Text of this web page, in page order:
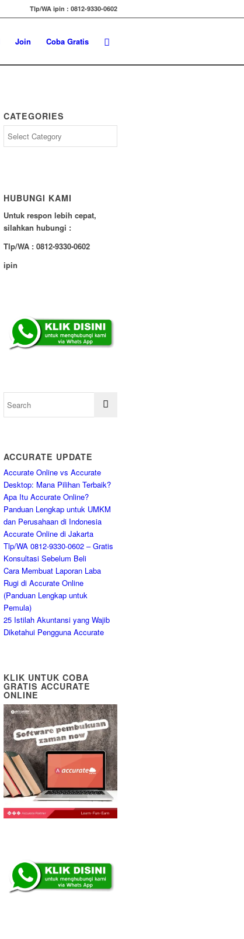
Tlp/WA ipin : 0812-9330-0602
Join Coba Gratis
CATEGORIES
HUBUNGI KAMI
Untuk respon lebih cepat,
silahkan hubungi :
Tlp/WA : 0812-9330-0602
ipin
ACCURATE UPDATE
Accurate Online vs Accurate
Desktop: Mana Pilihan Terbaik?
Apa Itu Accurate Online?
Panduan Lengkap untuk UMKM
dan Perusahaan di Indonesia
Accurate Online di Jakarta
Tlp/WA 0812-9330-0602 – Gratis
Konsultasi Sebelum Beli
Cara Membuat Laporan Laba
Rugi di Accurate Online
(Panduan Lengkap untuk
Pemula)
25 Istilah Akuntansi yang Wajib
Diketahui Pengguna Accurate
KLIK UNTUK COBA
GRATIS ACCURATE
ONLINE